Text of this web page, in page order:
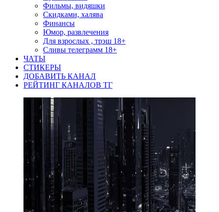
Фильмы, видяшки
Скидками, халява
Финансы
Юмор, развлечения
Для взрослых , трэш 18+
Сливы телеграмм 18+
ЧАТЫ
СТИКЕРЫ
ДОБАВИТЬ КАНАЛ
РЕЙТИНГ КАНАЛОВ ТГ